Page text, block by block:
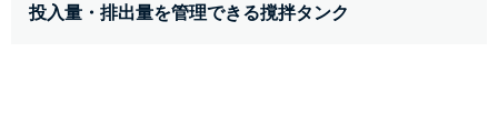
投入量・排出量を管理できる撹拌タンク